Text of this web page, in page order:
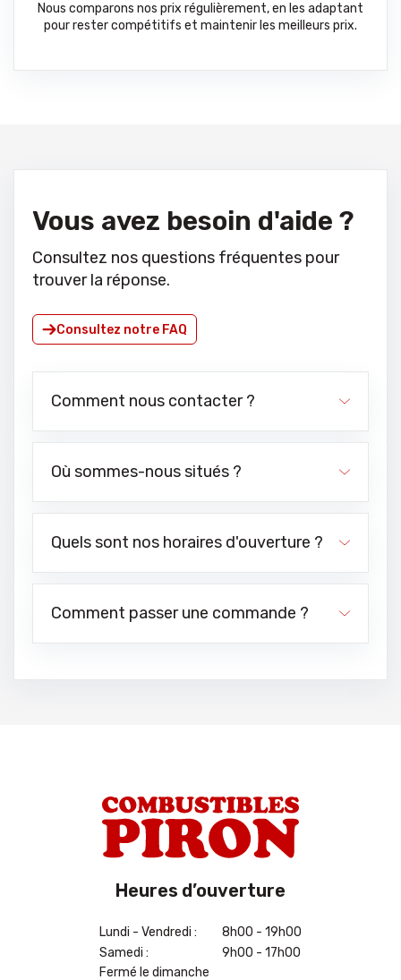
Nous comparons nos prix régulièrement, en les adaptant
pour rester compétitifs et maintenir les meilleurs prix.
Vous avez besoin d'aide ?
Consultez nos questions fréquentes pour
trouver la réponse.
Consultez notre FAQ
Comment nous contacter ?
Où sommes-nous situés ?
Quels sont nos horaires d'ouverture ?
Comment passer une commande ?
Heures d’ouverture
Lundi - Vendredi :
8h00 - 19h00
Samedi :
9h00 - 17h00
Fermé le dimanche